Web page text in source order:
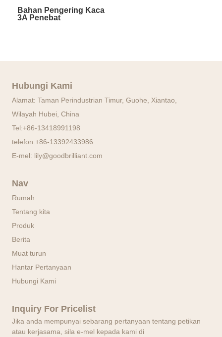
Bahan Pengering Kaca
3A Penebat
Hubungi Kami
Alamat: Taman Perindustrian Timur, Guohe, Xiantao,
Wilayah Hubei, China
Tel:+86-13418991198
telefon:+86-13392433986
E-mel: lily@goodbrilliant.com
Nav
Rumah
Tentang kita
Produk
Berita
Muat turun
Hantar Pertanyaan
Hubungi Kami
Inquiry For Pricelist
Jika anda mempunyai sebarang pertanyaan tentang petikan
atau kerjasama, sila e-mel kepada kami di